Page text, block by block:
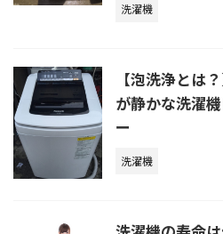
洗濯機
【泡洗浄とは
が静かな洗濯
ー
洗濯機